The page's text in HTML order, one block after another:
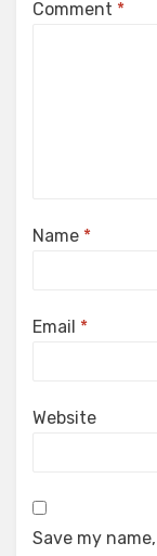
Comment *
Name *
Email *
Website
Save my